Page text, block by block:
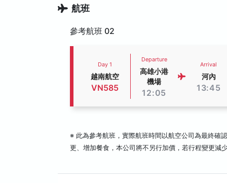
航班
參考航班 02
Day 1
越南航空
VN585
Departure
高雄小港
機場
12:05
Arrival
河內
13:45
※ 此為參考航班，實際航班時間以航空公司為最終確
更、增加餐食，本公司將不另行加價，若行程變更減